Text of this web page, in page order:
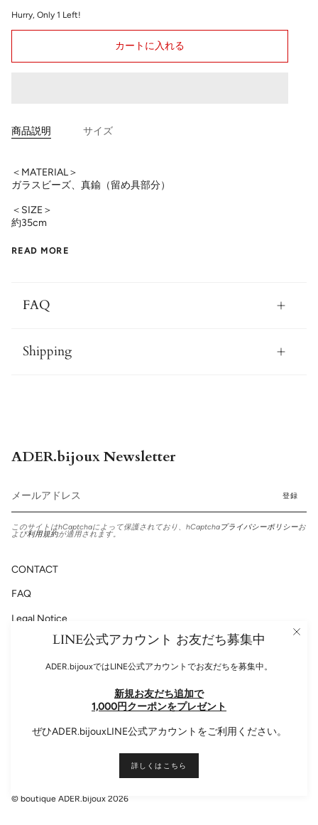
Hurry, Only 1 Left!
カートに入れる
商品説明 サイズ
＜MATERIAL＞
ガラスビーズ、真鍮（留め具部分）
＜SIZE＞
約35cm
READ MORE
FAQ
Shipping
ADER.bijoux Newsletter
登録
このサイトはhCaptchaによって保護されており、hCaptchaプライバシーポリシーお
よび利用規約が適用されます。
CONTACT
FAQ
Legal Notice
Privacy Policy
© boutique ADER.bijoux 2026
LINE公式アカウント お友だち募集中
ADER.bijouxではLINE公式アカウントでお友だちを募集中。
新規お友だち追加で
1,000円クーポンをプレゼント
ぜひADER.bijouxLINE公式アカウントをご利用ください。
詳しくはこちら